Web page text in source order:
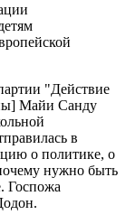
"Действие
Майи Санду
в
о политике, о
нужно быть
Госпожа